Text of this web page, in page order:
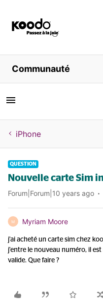
Magasiner
Libre service
Aide
Communauté
iPhone
QUESTION
Nouvelle carte Sim
Forum|Forum|10 years ago
M Myriam Moore
j'ai acheté un carte sim chez
j'entre le nouveau numéro, il
valide. Que faire ?